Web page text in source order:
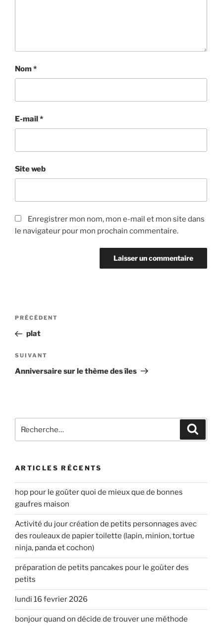
Nom*
E-mail*
Site web
Enregistrer mon nom, mon e-mail et mon site dans
le navigateur pour mon prochain commentaire.
Navigation
l’article
Article
précédent
PRÉCÉDENT
plat
Article
suivant
SUIVANT
Anniversaire sur le thème des îles
pour
ARTICLES RÉCENTS
hop pour le goûter quoi de mieux que de bonnes
gaufres maison
Activité du jour création de petits personnages avec
des rouleaux de papier toilette (lapin, minion, tortue
ninja, panda et cochon)
préparation de petits pancakes pour le goûter des
petits
lundi 16 fevrier 2026
bonjour quand on décide de trouver une méthode